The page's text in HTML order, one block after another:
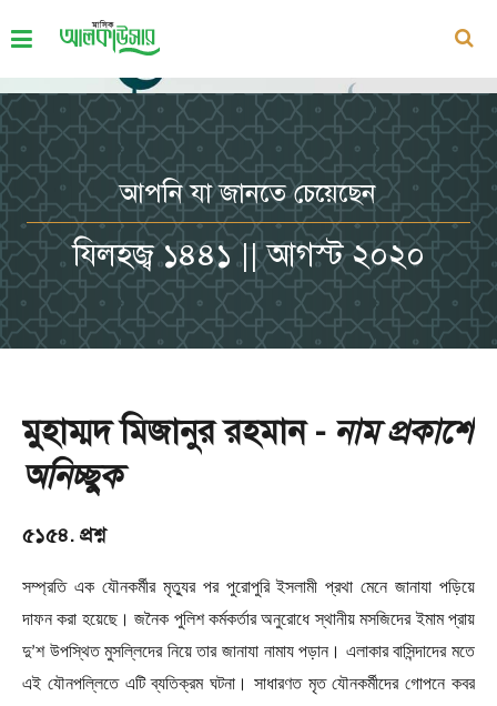
আপনি যা জানতে চেয়েছেন
যিলহজ্ব ১৪৪১ || আগস্ট ২০২০
মুহাম্মদ মিজানুর রহমান - নাম প্রকাশে
অনিচ্ছুক
৫১৫৪. প্রশ্ন
সম্প্রতি এক যৌনকর্মীর মৃত্যুর পর পুরোপুরি ইসলামী প্রথা মেনে জানাযা পড়িয়ে
দাফন করা হয়েছে। জনৈক পুলিশ কর্মকর্তার অনুরোধে স্থানীয় মসজিদের ইমাম প্রায়
দু’শ উপস্থিত মুসল্লিদের নিয়ে তার জানাযা নামায পড়ান। এলাকার বাসিন্দাদের মতে
এই যৌনপল্লিতে এটি ব্যতিক্রম ঘটনা। সাধারণত মৃত যৌনকর্মীদের গোপনে কবর